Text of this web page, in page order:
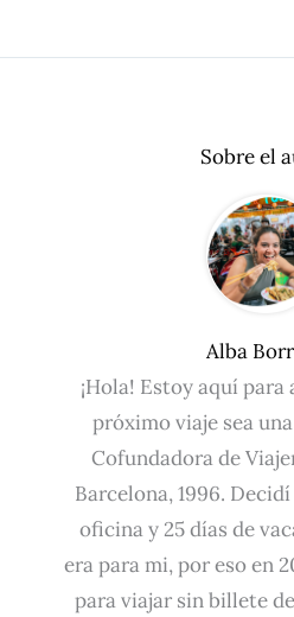
Sobre el
Alba
¡Hola! Estoy aquí
próximo viaje sea
Cofundadora de
Barcelona, 1996.
oficina y 25 días de
era para mi, por eso en
para viajar sin billete